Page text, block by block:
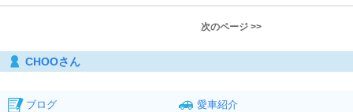
次のページ >>
CHOOさん
ブログ
愛車紹介